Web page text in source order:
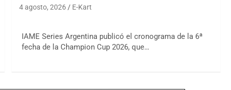
4 agosto, 2026 E-Kart
IAME Series Argentina publicó el cronograma de la 6ª
fecha de la Champion Cup 2026, que…